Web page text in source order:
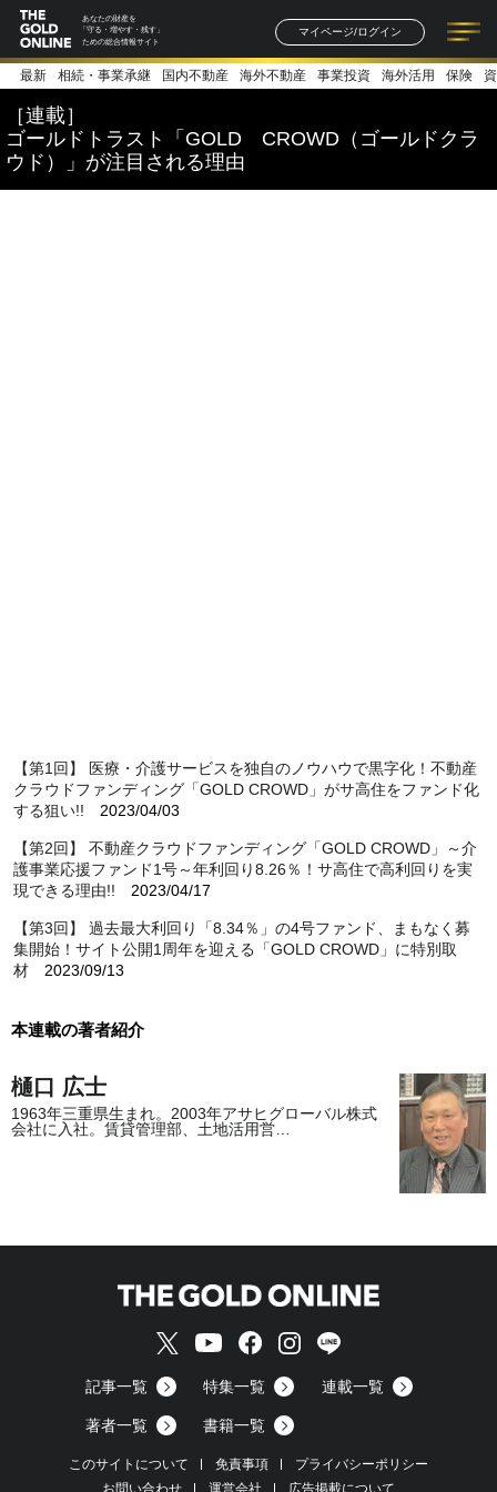
あなたの財産を
「守る・増やす・残す」
ための総合情報サイト
マイページ/ログイン
記事一覧 連載一覧
著者一覧 書籍一覧
最新 相続・事業承継 国内不動産 海外不動産 事業投資 海外活用 保険
［連載］
ゴールドトラスト「GOLD CROWD（ゴールドクラ
ウド）」が注目される理由
【第1回】 医療・介護サービスを独自のノウハウで黒字化！不動産
クラウドファンディング「GOLD CROWD」がサ高住をファンド化
する狙い!! 2023/04/03
【第2回】 不動産クラウドファンディング「GOLD CROWD」～介
護事業応援ファンド1号～年利回り8.26％！サ高住で高利回りを実
現できる理由!! 2023/04/17
【第3回】 過去最大利回り「8.34％」の4号ファンド、まもなく募
集開始！サイト公開1周年を迎える「GOLD CROWD」に特別取
材 2023/09/13
本連載の著者紹介
樋口 広士
1963年三重県生まれ。2003年アサヒグローバル株式
会社に入社。賃貸管理部、土地活用営…
記事一覧 特集一覧 連載一覧
著者一覧 書籍一覧
このサイトについて 免責事項
プライバシーポリシー
お問い合わせ
運営会社 広告掲載について